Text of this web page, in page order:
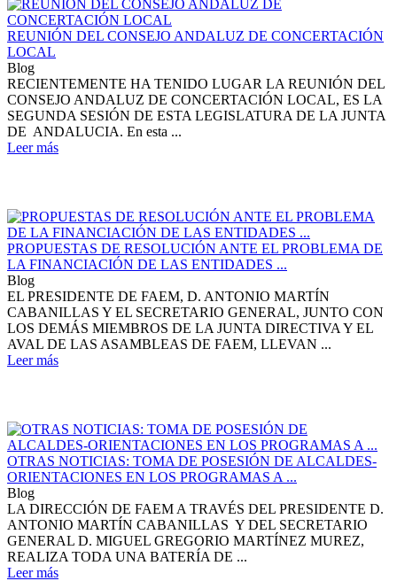
REUNIÓN DEL CONSEJO ANDALUZ DE CONCERTACIÓN
LOCAL
Blog
RECIENTEMENTE HA TENIDO LUGAR LA REUNIÓN DEL
CONSEJO ANDALUZ DE CONCERTACIÓN LOCAL, ES LA
SEGUNDA SESIÓN DE ESTA LEGISLATURA DE LA JUNTA
DE ANDALUCIA. En esta ...
Leer más
PROPUESTAS DE RESOLUCIÓN ANTE EL PROBLEMA DE
LA FINANCIACIÓN DE LAS ENTIDADES ...
Blog
EL PRESIDENTE DE FAEM, D. ANTONIO MARTÍN
CABANILLAS Y EL SECRETARIO GENERAL, JUNTO CON
LOS DEMÁS MIEMBROS DE LA JUNTA DIRECTIVA Y EL
AVAL DE LAS ASAMBLEAS DE FAEM, LLEVAN ...
Leer más
OTRAS NOTICIAS: TOMA DE POSESIÓN DE ALCALDES-
ORIENTACIONES EN LOS PROGRAMAS A ...
Blog
LA DIRECCIÓN DE FAEM A TRAVÉS DEL PRESIDENTE D.
ANTONIO MARTÍN CABANILLAS Y DEL SECRETARIO
GENERAL D. MIGUEL GREGORIO MARTÍNEZ MUREZ,
REALIZA TODA UNA BATERÍA DE ...
Leer más